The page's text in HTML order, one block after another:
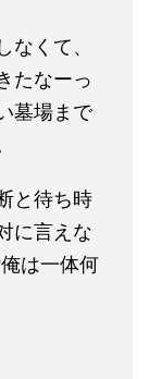
なくて、
たなーっ
墓場まで
と待ち時
に言えな
は一体何